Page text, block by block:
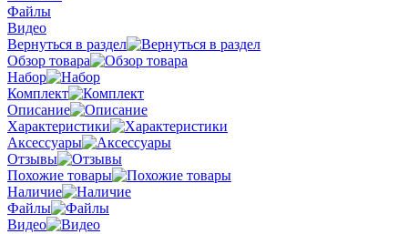
Файлы
Видео
Вернуться в раздел
Обзор товара
Набор
Комплект
Описание
Характеристики
Аксессуары
Отзывы
Похожие товары
Наличие
Файлы
Видео